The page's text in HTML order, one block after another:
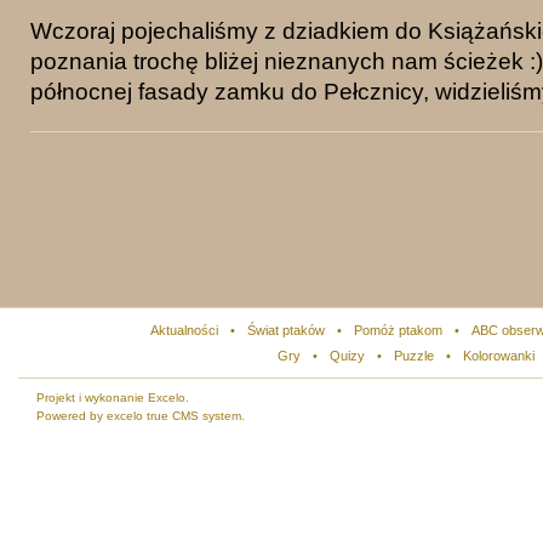
Wczoraj pojechaliśmy z dziadkiem do
poznania trochę bliżej nieznanych nam ścieżek
północnej fasady zamku do Pełcznicy,
Aktualności • Świat ptaków • Pomóż ptakom •
ABC
Gry
• Quizy • Puzzle • Kolorowanki
Projekt i wykonanie Excelo.
Powered by excelo true CMS system.